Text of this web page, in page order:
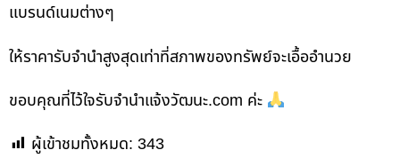
แบรนด์เนมต่างๆ
ให้ราคารับจำนำสูงสุดเท่าที่สภาพของทรัพย์จะเอื้ออำนวย
ขอบคุณที่ไว้ใจรับจำนำแจ้งวัฒนะ.com ค่ะ
ผู้เข้าชมทั้งหมด: 343